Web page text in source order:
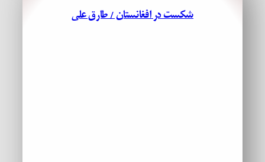
شکست در افغانستان / طارق علی